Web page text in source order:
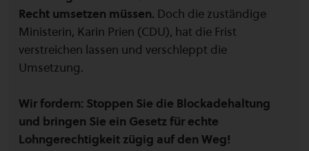
Recht umsetzen müssen. Doch die zuständige
Ministerin, Karin Prien (CDU), hat die Frist
verstreichen lassen und verschleppt die
Umsetzung.
Wir fordern: Stoppen Sie die Blockadehaltung
und bringen Sie ein Gesetz für echte
Lohngerechtigkeit zügig auf den Weg!